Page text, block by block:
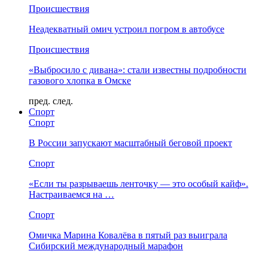
Происшествия
Неадекватный омич устроил погром в автобусе
Происшествия
«Выбросило с дивана»: стали известны подробности
газового хлопка в Омске
пред. след.
Спорт
Спорт
В России запускают масштабный беговой проект
Спорт
«Если ты разрываешь ленточку — это особый кайф».
Настраиваемся на …
Спорт
Омичка Марина Ковалёва в пятый раз выиграла
Сибирский международный марафон